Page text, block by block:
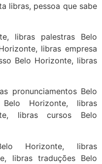
libras, pessoa que sabe
libras palestras Belo
libras empresa
Belo Horizonte, libras
pronunciamentos Belo
Horizonte, libras
libras cursos Belo
Horizonte, libras
libras traduções Belo